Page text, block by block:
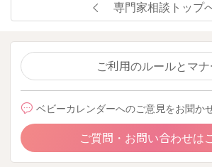
専門家相談トップ
ご利用のルールとマナ
ベビーカレンダーへのご意見をお聞か
ご質問・お問い合わせは